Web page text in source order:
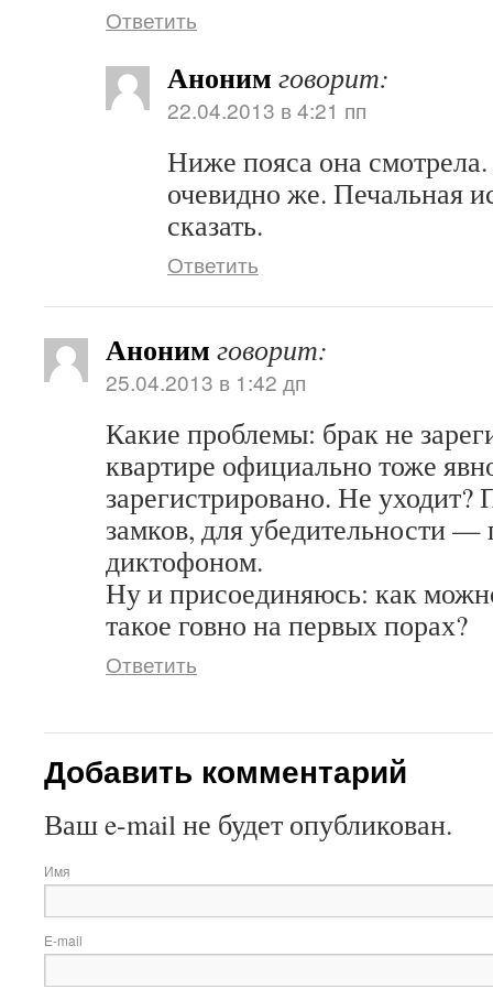
Ответить
Аноним говорит:
22.04.2013 в 4:21 пп
Ниже пояса она смотрела.
очевидно же. Печальная
сказать.
Ответить
Аноним говорит:
25.04.2013 в 1:42 дп
Какие проблемы: брак не
квартире официально тоже
зарегистрировано. Не
замков, для убедительности —
диктофоном.
Ну и присоединяюсь: как
такое говно на первых порах?
Ответить
Добавить комментарий
Ваш e-mail не будет опубликован.
Имя
E-mail